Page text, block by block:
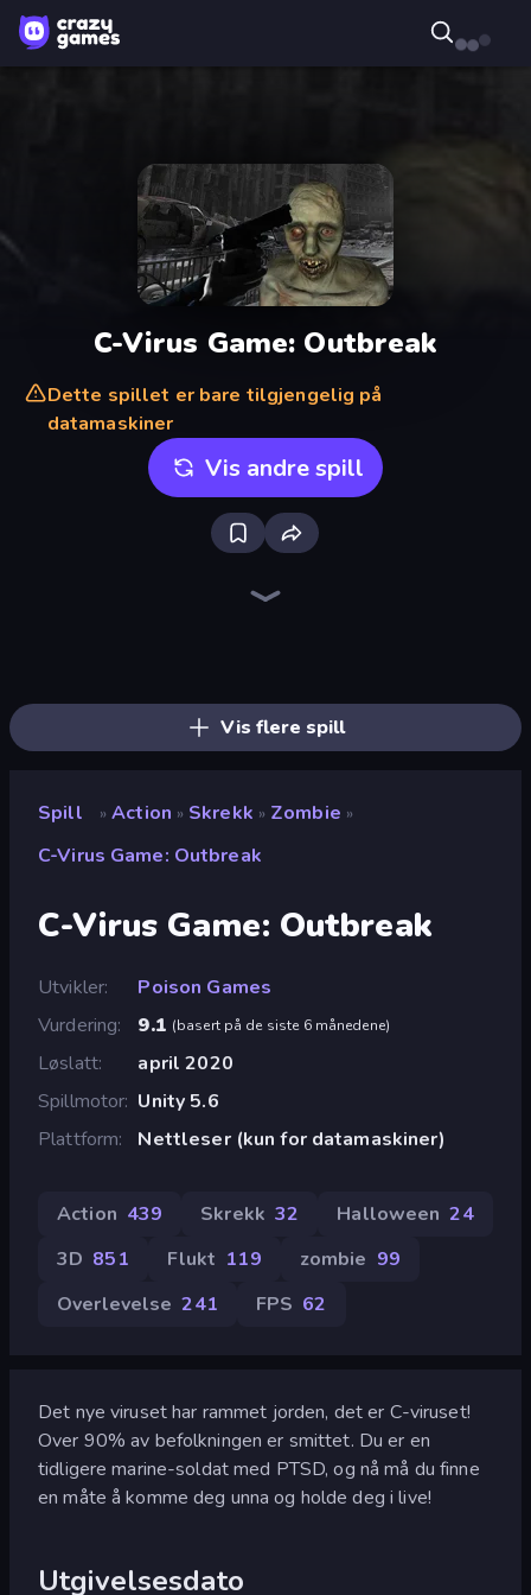
C-Virus Game: Outbreak
Dette spillet er bare tilgjengelig på
datamaskiner
Vis andre spill
Vis flere spill
Spill » Action » Skrekk » Zombie »
C-Virus Game: Outbreak
C-Virus Game: Outbreak
Utvikler
Poison Games
Vurdering
9.1 (basert på de siste 6 månedene)
Løslatt
april 2020
Spillmotor Unity 5.6
Plattform
Nettleser (kun for datamaskiner)
Action 439 Skrekk 32 Halloween 24
3D 851 Flukt 119 zombie 99
Overlevelse 241 FPS 62
Det nye viruset har rammet jorden, det er C-viruset!
Over 90% av befolkningen er smittet. Du er en
tidligere marine-soldat med PTSD, og nå må du finne
en måte å komme deg unna og holde deg i live!
Utgivelsesdato